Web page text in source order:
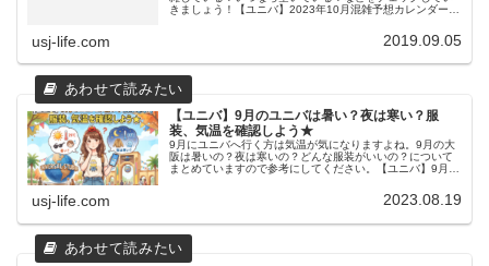
きましょう！【ユニバ】2023年10月混雑予想カレンダー！
usj-life.com 2019.09.05
【ユニバ】9月のユニバは暑い？夜は寒い？服
装、気温を確認しよう★
9月にユニバへ行く方は気温が気になりますよね。9月の大
阪は暑いの？夜は寒いの？どんな服装がいいの？について
まとめていますので参考にしてください。【ユニバ】9月の
usj-life.com 2023.08.19